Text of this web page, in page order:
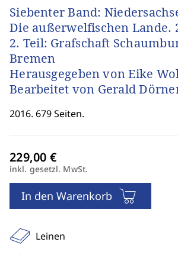
Siebenter Band:
Die außerwelfischen Lande.
2. Teil: Grafschaft
Bremen
Herausgegeben von Eike
Bearbeitet von Gerald
2016. 679 Seiten.
inkl. gesetzl. MwSt.
In den Warenkorb
Leinen